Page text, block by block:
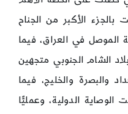
بالجزء الأكبر من الجناح
الموصل في العراق، فيما
الشام الجنوبي متجهين
والبصرة والخليج، فيما
الدولية، وعمليًّا